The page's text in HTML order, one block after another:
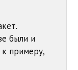
были и
к примеру,